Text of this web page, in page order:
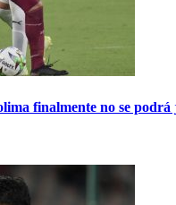
finalmente no se podrá